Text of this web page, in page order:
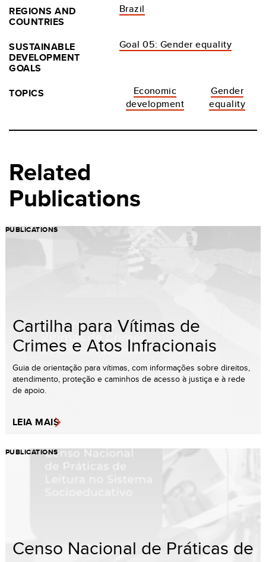
REGIONS AND
COUNTRIES
Brazil
SUSTAINABLE
DEVELOPMENT
GOALS
Goal 05: Gender equality
TOPICS
Economic
development
Gender
equality
Related
Publications
PUBLICATIONS
Cartilha para Vítimas de
Crimes e Atos Infracionais
Guia de orientação para vítimas, com informações sobre direitos,
atendimento, proteção e caminhos de acesso à justiça e à rede
de apoio.
LEIA MAIS
PUBLICATIONS
Censo Nacional de Práticas de